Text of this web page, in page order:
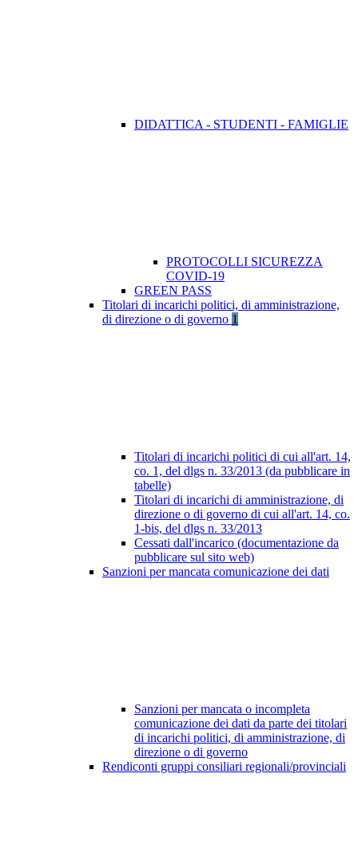
DIDATTICA - STUDENTI - FAMIGLIE
PROTOCOLLI SICUREZZA
COVID-19
GREEN PASS
Titolari di incarichi politici, di amministrazione,
di direzione o di governo 1
Titolari di incarichi politici di cui all'art. 14,
co. 1, del dlgs n. 33/2013 (da pubblicare in
tabelle)
Titolari di incarichi di amministrazione, di
direzione o di governo di cui all'art. 14, co.
1-bis, del dlgs n. 33/2013
Cessati dall'incarico (documentazione da
pubblicare sul sito web)
Sanzioni per mancata comunicazione dei dati
Sanzioni per mancata o incompleta
comunicazione dei dati da parte dei titolari
di incarichi politici, di amministrazione, di
direzione o di governo
Rendiconti gruppi consiliari regionali/provinciali